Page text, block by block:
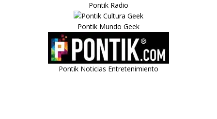
Pontik Radio
Pontik Mundo Geek
Pontik Noticias Entretenimiento